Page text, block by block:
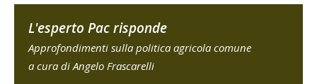
L'esperto Pac risponde
Approfondimenti sulla politica agricola comune
a cura di Angelo Frascarelli